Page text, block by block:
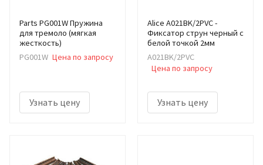
Parts PG001W Пружина
для тремоло (мягкая
жесткость)
PG001W Цена по запросу
Узнать цену
Alice A021BK/2PVC -
Фиксатор струн черный с
белой точкой 2мм
A021BK/2PVC
Цена по запросу
Узнать цену